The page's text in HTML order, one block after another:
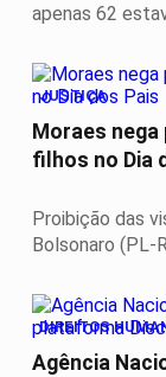
apenas 62
JUSTIÇA
Moraes nega
filhos no Dia
Proibição das
Bolsonaro (PL-
DIREITOS
Agência